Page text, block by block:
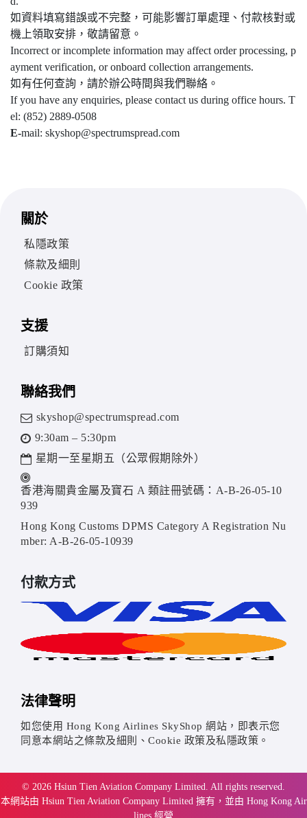
如資料填寫錯誤或不完整，可能影響訂單處理、付款核對或
機上領取安排，敬請留意。
Incorrect or incomplete information may affect order processing, p
ayment verification, or onboard collection arrangements.
如有任何查詢，請於辦公時間與我們聯絡。
If you have any enquiries, please contact us during office hours. T
el: (852) 2889-0508
E-mail: skyshop@spectrumspread.com
關於
私隱政策
條款及細則
Cookie 政策
支援
訂購須知
聯絡我們
skyshop@spectrumspread.com
9:30am – 5:30pm
星期一至星期五（公眾假期除外）
香港海關貴金屬及寶石 A 類註冊號碼：A-B-26-05-10
939
Hong Kong Customs DPMS Category A Registration Nu
mber: A-B-26-05-10939
付款方式
法律聲明
如您使用 Hong Kong Airlines SkyShop 網站，即表示您
同意本網站之條款及細則、Cookie 政策及私隱政策。
© 2026 Hsiun Tien Aviation Company Limited. All rights reserved.
本網站由 Hsiun Tien Aviation Company Limited 擁有，並由 Hong Kong Air
lines 經營